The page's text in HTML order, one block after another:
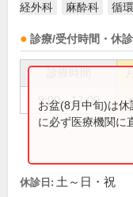
経外科
麻酔科 循
診療/受付時間・休診
9:00～17:00 ●
お盆(8月中旬)は
に必ず医療機関に
休診日: 土～日・祝